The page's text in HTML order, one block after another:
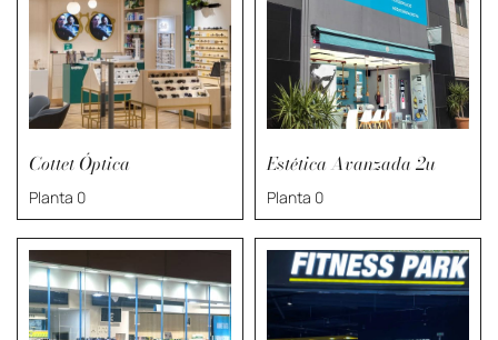
Cottet Óptica
Planta 0
Estética Avanzada 2u
Planta 0